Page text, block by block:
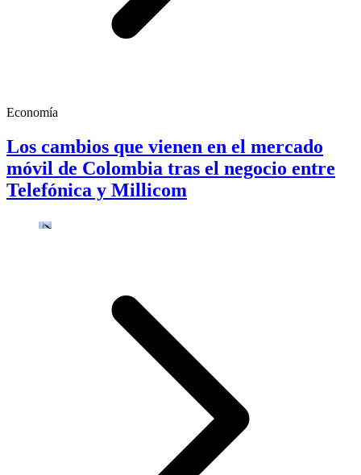
Economía
Los cambios que vienen en el mercado
móvil de Colombia tras el negocio entre
Telefónica y Millicom